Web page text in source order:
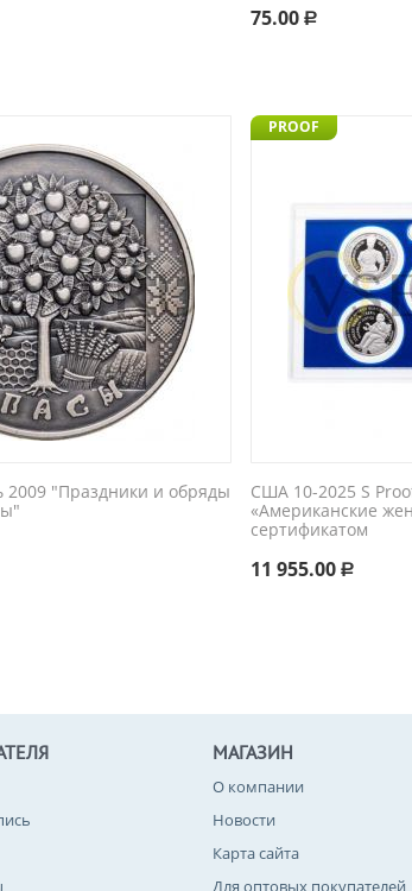
75.00 Р
2009 "Праздники и обряды
PROOF
США 10-2025 S
«Американские
сертификатом
11 955.00 Р
МАГАЗИН
О компании
Новости
Карта сайта
Для оптовых покупателей